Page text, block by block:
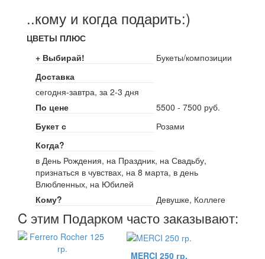
..кому и когда подарить:)
ЦВЕТЫ ПЛЮС
+ Выбирай!
Букеты/композиции
Доставка
сегодня-завтра, за 2-3 дня
По цене
5500 - 7500 руб.
Букет с
Розами
Когда?
в День Рождения, на Праздник, на Свадьбу,
признаться в чувствах, на 8 марта, в день
Влюбленных, на Юбилей
Кому?
Девушке, Коллеге
C этим Подарком часто заказывают:
MERCI 250 гр.